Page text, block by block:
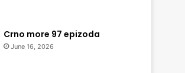
Crno more 97 epizoda
June 16, 2026